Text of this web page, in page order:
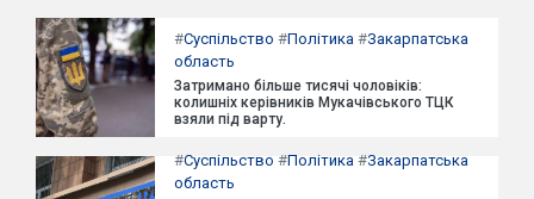
#Суспільство #Політика #Закарпатська
область
Затримано більше тисячі чоловіків:
колишніх керівників Мукачівського ТЦК
взяли під варту.
#Суспільство #Політика #Закарпатська
область